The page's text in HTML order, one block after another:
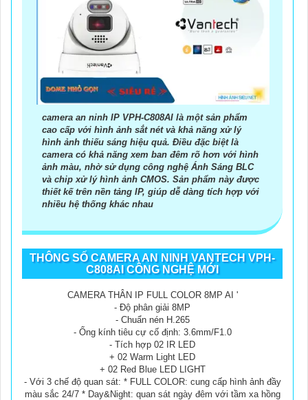
camera an ninh IP VPH-C808AI là một sản phẩm
cao cấp với hình ảnh sắt nét và khả năng xử lý
hình ảnh thiếu sáng hiệu quả. Điều đặc biệt là
camera có khả năng xem ban đêm rõ hơn với hình
ảnh màu, nhờ sử dụng công nghệ Ánh Sáng BLC
và chip xử lý hình ảnh CMOS. Sản phẩm này được
thiết kế trên nền tảng IP, giúp dễ dàng tích hợp với
nhiều hệ thống khác nhau
THÔNG SỐ CAMERA AN NINH VANTECH VPH-
C808AI CÔNG NGHỆ MỚI
CAMERA THÂN IP FULL COLOR 8MP AI '
- Độ phân giải 8MP
- Chuẩn nén H.265
- Ống kính tiêu cự cố định: 3.6mm/F1.0
- Tích hợp 02 IR LED
+ 02 Warm Light LED
+ 02 Red Blue LED LIGHT
- Với 3 chế độ quan sát: * FULL COLOR: cung cấp hình ảnh đầy
màu sắc 24/7 * Day&Night: quan sát ngày đêm với tầm xa hồng